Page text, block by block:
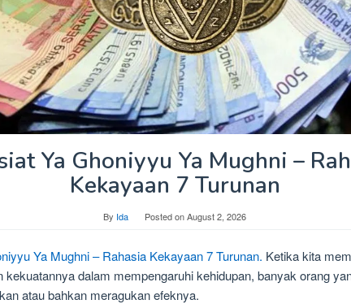
Ya Ghoniyyu Ya Mughni –
Kekayaan 7 Turunan
By Ida Posted onAugust 2, 2026
Ya Mughni – Rahasia Kekayaan 7 Turunan. Ketika kita
kekuatannya dalam mempengaruhi kehidupan, banyak orang
atau bahkan meragukan efeknya.